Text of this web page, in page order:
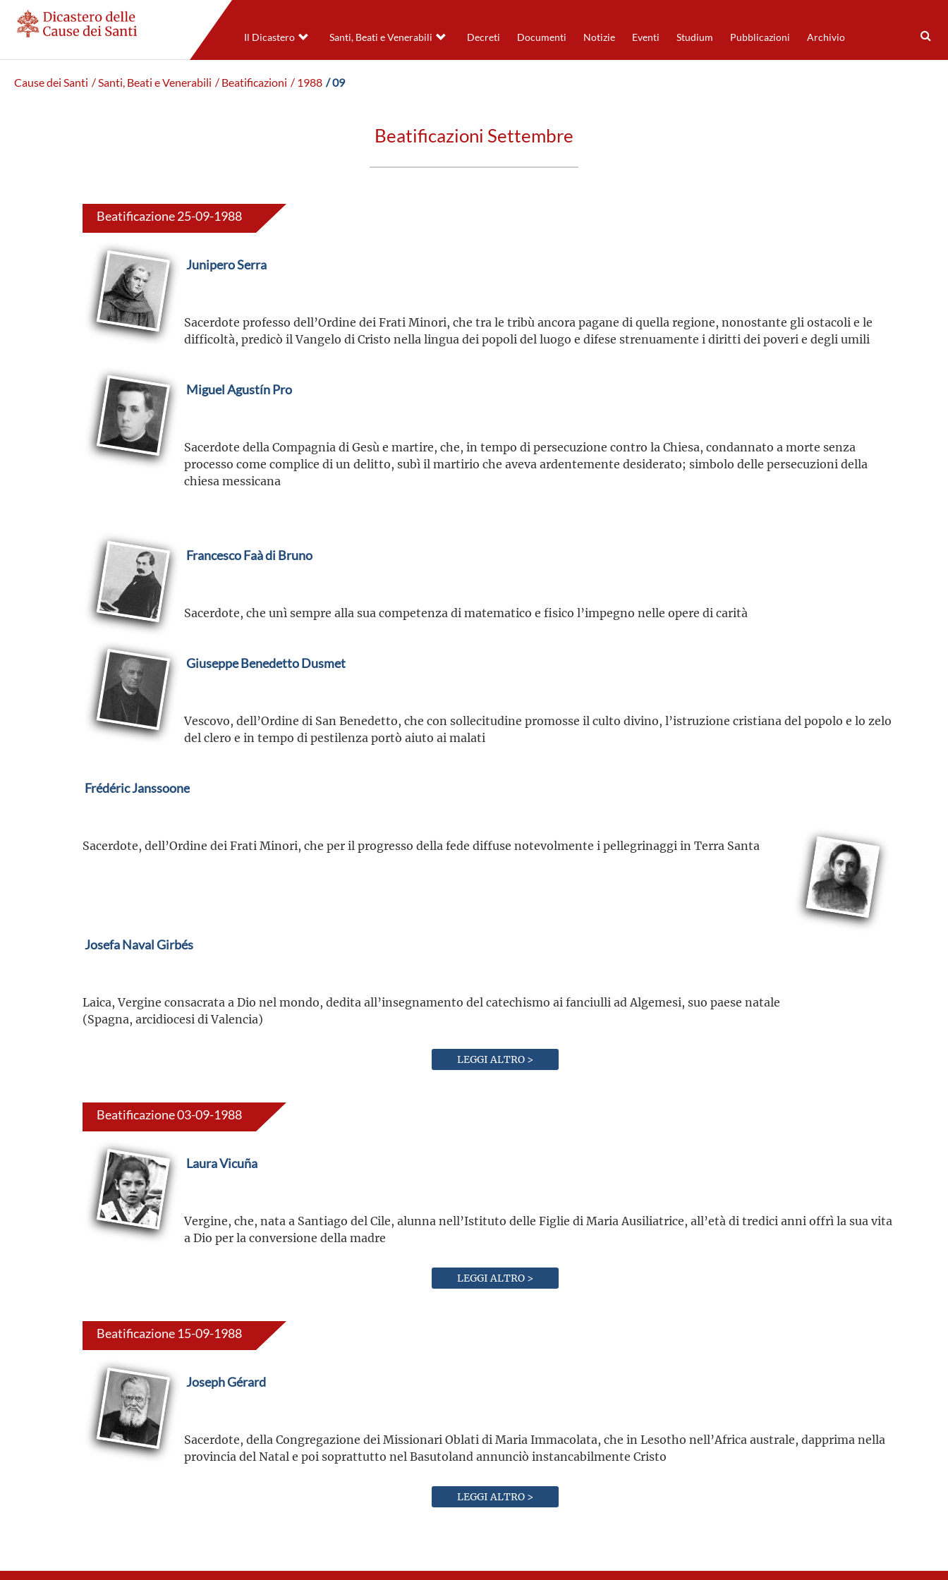
Il Dicastero Santi, Beati e Venerabili Decreti Documenti Notizie Eventi Studium Pubblicazioni Archivio
Cause dei Santi / Santi, Beati e Venerabili / Beatificazioni / 1988 / 09
Beatificazioni Settembre
Beatificazione 25-09-1988
Junipero Serra
Sacerdote professo dell’Ordine dei Frati Minori, che tra le tribù ancora pagane di quella regione, nonostante gli ostacoli e le
difficoltà, predicò il Vangelo di Cristo nella lingua dei popoli del luogo e difese strenuamente i diritti dei poveri e degli umili
Miguel Agustín Pro
Sacerdote della Compagnia di Gesù e martire, che, in tempo di persecuzione contro la Chiesa, condannato a morte senza
processo come complice di un delitto, subì il martirio che aveva ardentemente desiderato; simbolo delle persecuzioni della
chiesa messicana
Francesco Faà di Bruno
Sacerdote, che unì sempre alla sua competenza di matematico e fisico l’impegno nelle opere di carità
Giuseppe Benedetto Dusmet
Vescovo, dell’Ordine di San Benedetto, che con sollecitudine promosse il culto divino, l’istruzione cristiana del popolo e lo zelo
del clero e in tempo di pestilenza portò aiuto ai malati
Frédéric Janssoone
Sacerdote, dell’Ordine dei Frati Minori, che per il progresso della fede diffuse notevolmente i pellegrinaggi in Terra Santa
Josefa Naval Girbés
Laica, Vergine consacrata a Dio nel mondo, dedita all’insegnamento del catechismo ai fanciulli ad Algemesi, suo paese natale
(Spagna, arcidiocesi di Valencia)
LEGGI ALTRO >
Beatificazione 03-09-1988
Laura Vicuña
Vergine, che, nata a Santiago del Cile, alunna nell’Istituto delle Figlie di Maria Ausiliatrice, all’età di tredici anni offrì la sua vita
a Dio per la conversione della madre
LEGGI ALTRO >
Beatificazione 15-09-1988
Joseph Gérard
Sacerdote, della Congregazione dei Missionari Oblati di Maria Immacolata, che in Lesotho nell’Africa australe, dapprima nella
provincia del Natal e poi soprattutto nel Basutoland annunciò instancabilmente Cristo
LEGGI ALTRO >